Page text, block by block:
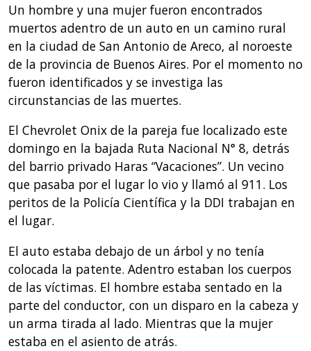
Un hombre y una mujer fueron encontrados
muertos adentro de un auto en un camino rural
en la ciudad de San Antonio de Areco, al noroeste
de la provincia de Buenos Aires. Por el momento no
fueron identificados y se investiga las
circunstancias de las muertes.
El Chevrolet Onix de la pareja fue localizado este
domingo en la bajada Ruta Nacional N° 8, detrás
del barrio privado Haras “Vacaciones”. Un vecino
que pasaba por el lugar lo vio y llamó al 911. Los
peritos de la Policía Científica y la DDI trabajan en
el lugar.
El auto estaba debajo de un árbol y no tenía
colocada la patente. Adentro estaban los cuerpos
de las víctimas. El hombre estaba sentado en la
parte del conductor, con un disparo en la cabeza y
un arma tirada al lado. Mientras que la mujer
estaba en el asiento de atrás.